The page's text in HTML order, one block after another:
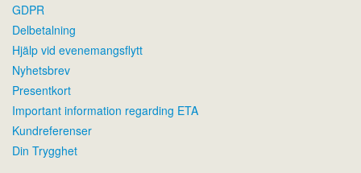
GDPR
Delbetalning
Hjälp vid evenemangsflytt
Nyhetsbrev
Presentkort
Important information regarding ETA
Kundreferenser
Din Trygghet